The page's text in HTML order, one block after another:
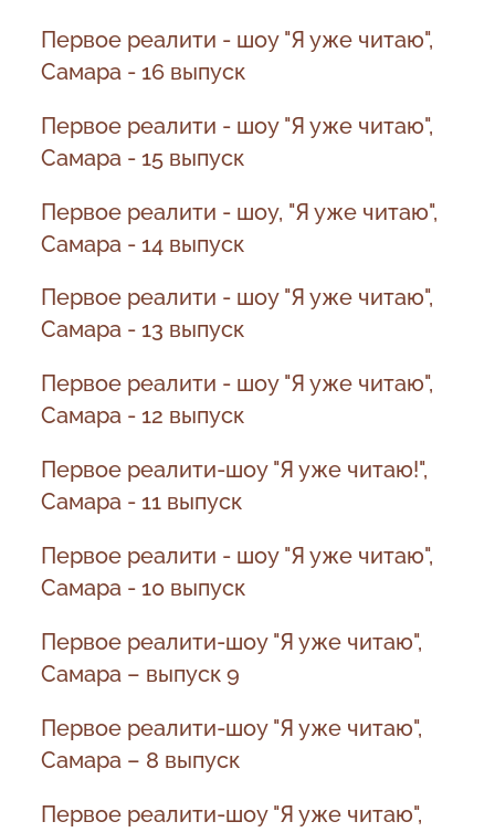
Первое реалити - шоу "Я уже читаю",
Самара - 16 выпуск
Первое реалити - шоу "Я уже читаю",
Самара - 15 выпуск
Первое реалити - шоу, "Я уже читаю",
Самара - 14 выпуск
Первое реалити - шоу "Я уже читаю",
Самара - 13 выпуск
Первое реалити - шоу "Я уже читаю",
Самара - 12 выпуск
Первое реалити-шоу "Я уже читаю!",
Самара - 11 выпуск
Первое реалити - шоу "Я уже читаю",
Самара - 10 выпуск
Первое реалити-шоу "Я уже читаю",
Самара – выпуск 9
Первое реалити-шоу "Я уже читаю",
Самара – 8 выпуск
Первое реалити-шоу "Я уже читаю",